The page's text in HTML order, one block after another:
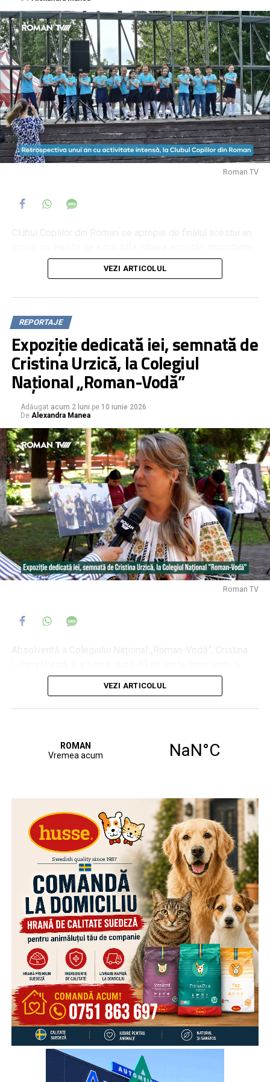
Roman TV
unele care pun în valoare copiii participanți, alături de
profesorii lor îndrumători. Instituția promovează
capete experiență în domeniile pe care le aleg.
VEZI ARTICOLUL
REPORTAJE
Expoziție dedicată iei, semnată de
Cristina Urzică, la Colegiul
Național „Roman-Vodă”
Adăugat acum 2 luni pe 10 iunie 2026
De Alexandra Manea
Roman TV
prezentat în fața noilor generații de romanvodiști o
expoziție dedicată iei, acest simbol care a devenit etalon
dincolo de granițele țării noastre.
cunoașterii rădăcinilor și a simbolurilor naționale, amprente
VEZI ARTICOLUL